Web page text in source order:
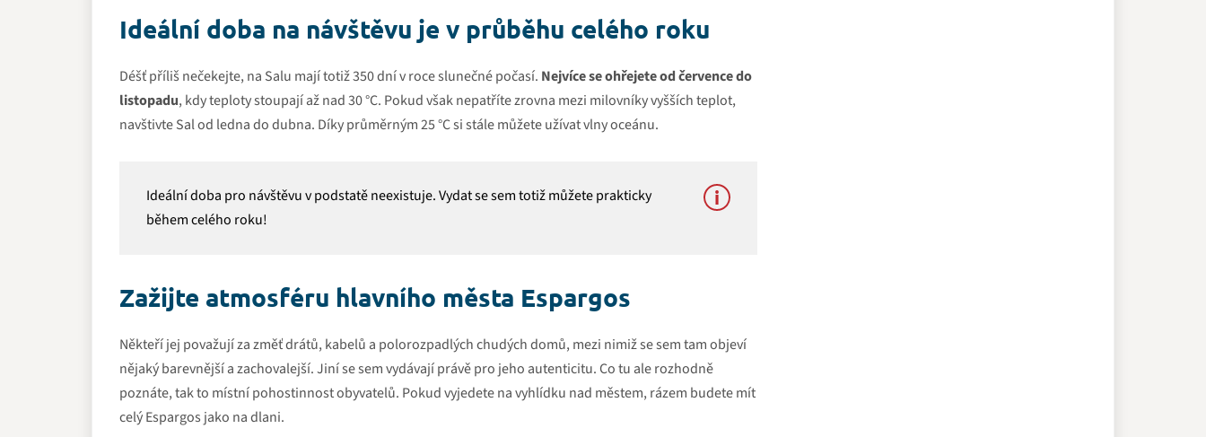
Ideální doba na návštěvu je v průběhu celého roku
Déšť příliš nečekejte, na Salu mají totiž 350 dní v roce slunečné počasí. Nejvíce se ohřejete od července do
listopadu, kdy teploty stoupají až nad 30 °C. Pokud však nepatříte zrovna mezi milovníky vyšších teplot,
navštivte Sal od ledna do dubna. Díky průměrným 25 °C si stále můžete užívat vlny oceánu.
Ideální doba pro návštěvu v podstatě neexistuje. Vydat se sem totiž můžete prakticky
během celého roku!
Zažijte atmosféru hlavního města Espargos
Někteří jej považují za změť drátů, kabelů a polorozpadlých chudých domů, mezi nimiž se sem tam objeví
nějaký barevnější a zachovalejší. Jiní se sem vydávají právě pro jeho autenticitu. Co tu ale rozhodně
poznáte, tak to místní pohostinnost obyvatelů. Pokud vyjedete na vyhlídku nad městem, rázem budete mít
celý Espargos jako na dlani.